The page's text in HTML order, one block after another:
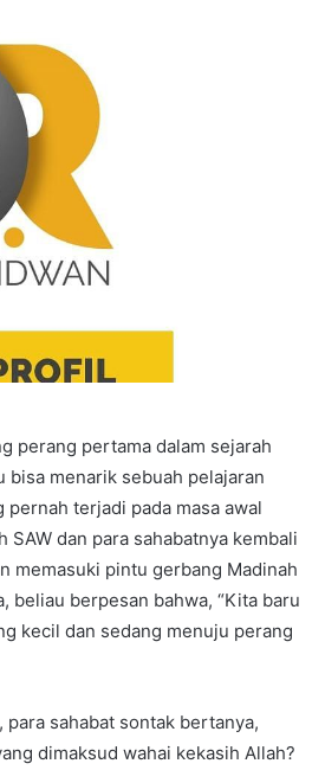
perang pertama dalam sejarah
bisa menarik sebuah pelajaran
pernah terjadi pada masa awal
SAW dan para sahabatnya kembali
memasuki pintu gerbang Madinah
beliau berpesan bahwa, “Kita baru
kecil dan sedang menuju perang
sahabat sontak bertanya,
dimaksud wahai kekasih Allah?